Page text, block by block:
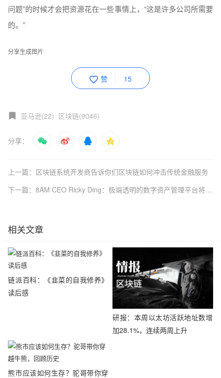
问题”的时候才会把资源花在一些事情上，“这是许多公司所需要
的。”
分享生成图片
赞 15
亚马逊(22) 区块链(9046)
分享：
上一篇：区块链系统开发商告诉你们区块链如何冲击传统金融服务
下一篇：8AM CEO Ricky Ding：极端透明的数字资产管理平台将是未来“区”势 | 金色财经独家专访
相关文章
链派百科：《韭菜的自我修养》
读后感
研报：本周以太坊活跃地址数增
加28.1%，连续两周上升
熊市应该如何生存？驼哥带你穿